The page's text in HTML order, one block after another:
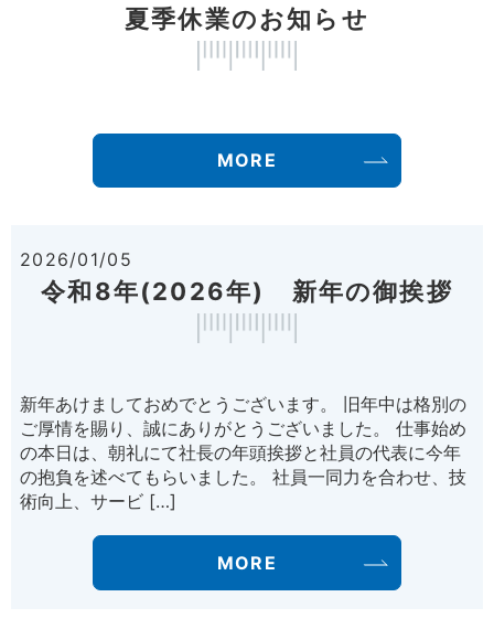
夏季休業のお知らせ
MORE
2026/01/05
令和8年(2026年) 新年の御挨拶
新年あけましておめでとうございます。 旧年中は格別の
ご厚情を賜り、誠にありがとうございました。 仕事始め
の本日は、朝礼にて社長の年頭挨拶と社員の代表に今年
の抱負を述べてもらいました。 社員一同力を合わせ、技
術向上、サービ […]
MORE